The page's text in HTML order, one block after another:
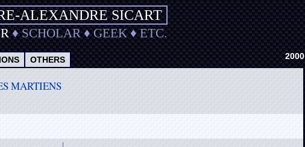
ALEXANDRE SICART
♦SCHOLAR♦GEEK♦ETC.
OTHERS 2000
MARTIENS